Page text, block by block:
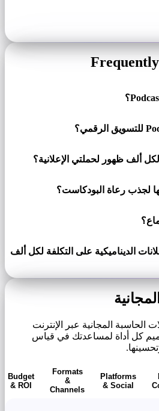
ألف ظهور لحملتي الإعلانية؟
لجذب رعاة البودكاست؟
الديناميكية على التكلفة لكل ألف
الحاسبة المجانية عبر الإنترنت
كل أداة لمساعدتك في قياس
Platforms
& Social
Formats
&
Channels
Budget
& ROI